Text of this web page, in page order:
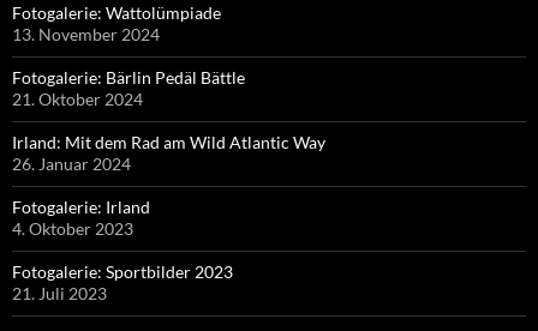
Fotogalerie: Wattolümpiade
13. November 2024
Fotogalerie: Bärlin Pedäl Bättle
21. Oktober 2024
Irland: Mit dem Rad am Wild Atlantic Way
26. Januar 2024
Fotogalerie: Irland
4. Oktober 2023
Fotogalerie: Sportbilder 2023
21. Juli 2023